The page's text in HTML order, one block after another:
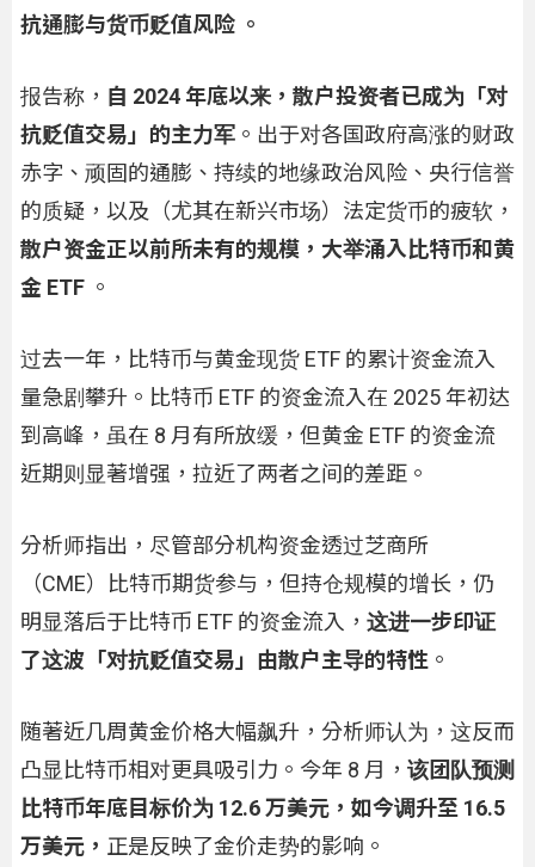
抗通膨与货币贬值风险 。
报告称， 自 2024 年底以来，散户投资者已成为「对
抗贬值交易」的主力军。出于对各国政府高涨的财政
赤字、顽固的通膨、持续的地缘政治风险、央行信誉
的质疑，以及（尤其在新兴市场）法定货币的疲软，
散户资金正以前所未有的规模，大举涌入比特币和黄
金 ETF。
过去一年，比特币与黄金现货 ETF 的累计资金流入
量急剧攀升。比特币 ETF 的资金流入在 2025 年初达
到高峰，虽在 8 月有所放缓，但黄金 ETF 的资金流
近期则显著增强，拉近了两者之间的差距。
分析师指出，尽管部分机构资金透过芝商所
（CME）比特币期货参与，但持仓规模的增长，仍
明显落后于比特币 ETF 的资金流入， 这进一步印证
了这波「对抗贬值交易」由散户主导的特性 。
随著近几周黄金价格大幅飙升，分析师认为，这反而
凸显比特币相对更具吸引力。今年 8 月， 该团队预测
比特币年底目标价为 12.6 万美元，如今调升至 16.5
万美元， 正是反映了金价走势的影响。